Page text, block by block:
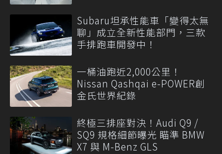
Subaru坦承性能車「變得太無
聊」成立全新性能部門，三款
手排跑車開發中！
一桶油跑近2,000公里！
Nissan Qashqai e-POWER創
金氏世界紀錄
終極三排座對決！Audi Q9 /
SQ9 規格細節曝光 瞄準 BMW
X7 與 M-Benz GLS